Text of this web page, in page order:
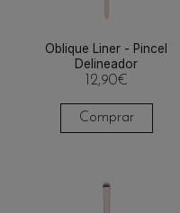
Oblique Liner - Pincel
Delineador
12,90€
Comprar